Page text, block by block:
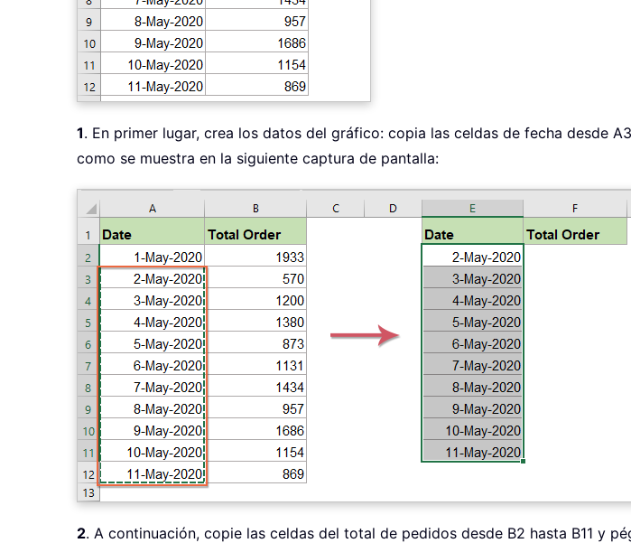
1. En primer lugar, crea los datos del gráfico: copia las celdas de fecha desde
como se muestra en la siguiente captura de pantalla:
2. A continuación, copie las celdas del total de pedidos desde B2 hasta B11 y